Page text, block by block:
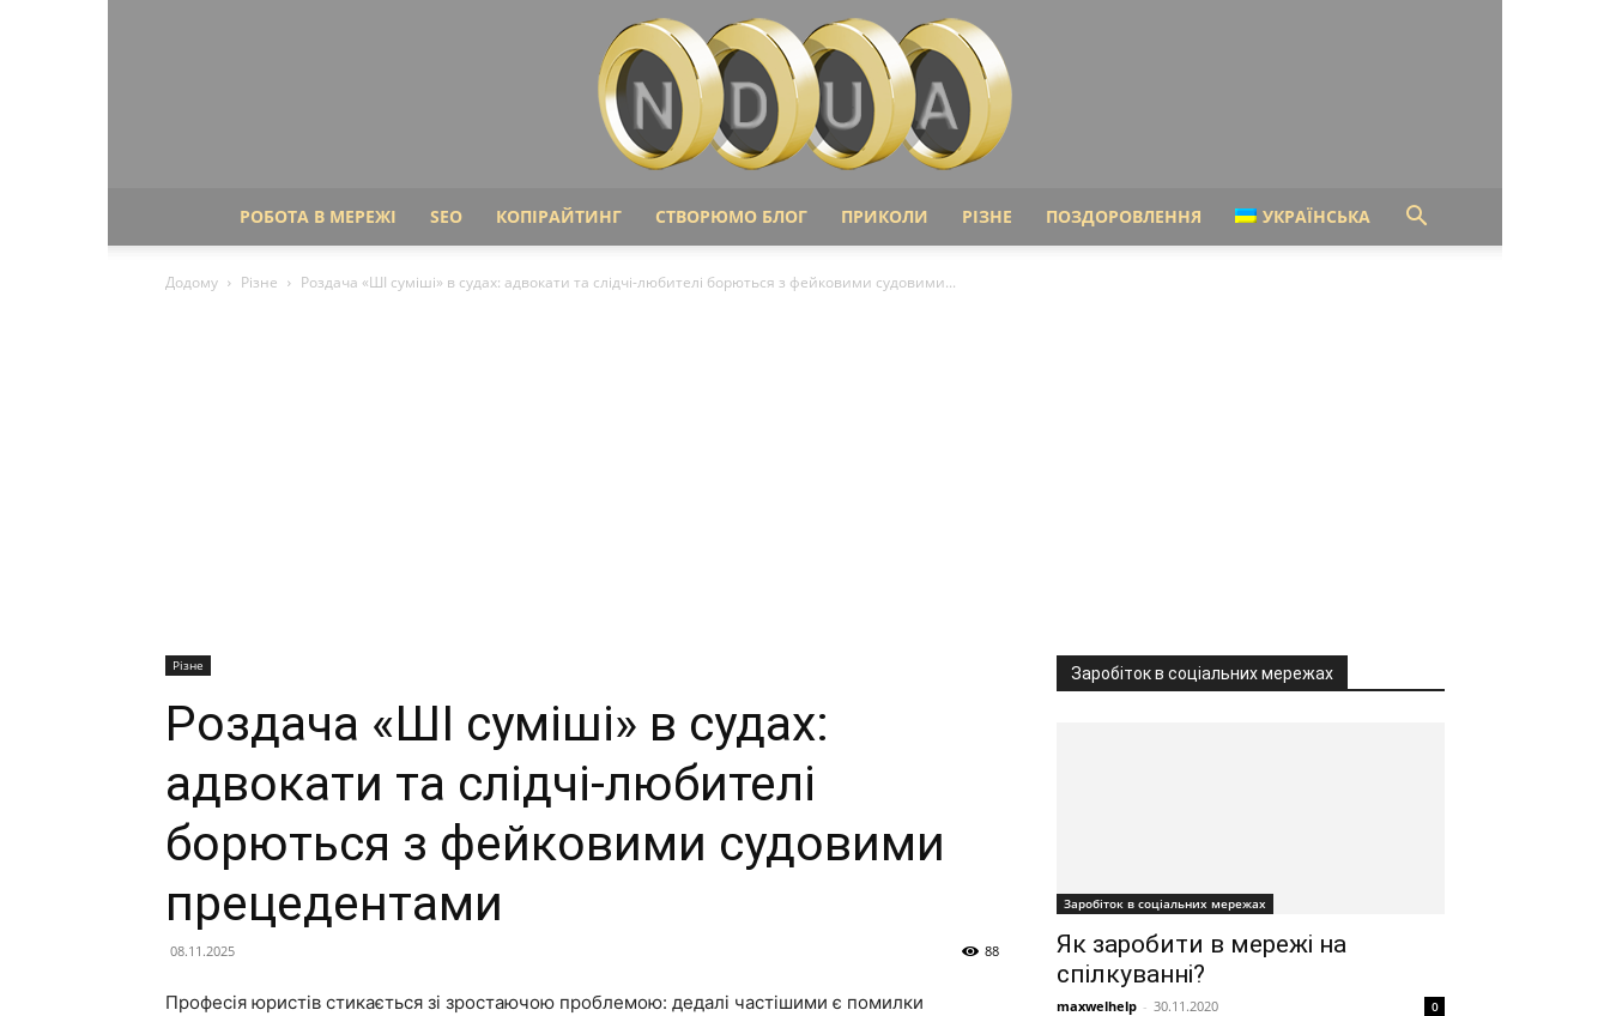
РОБОТА В МЕРЕЖІ SEO КОПІРАЙТИНГ СТВОРЮМО БЛОГ ПРИКОЛИ РІЗНЕ ПОЗДОРОВЛЕННЯ УКРАЇНСЬКА
Додому Різне Роздача «ШІ суміші» в судах: адвокати та слідчі-любителі борються з фейковими судовими...
Різне
Роздача «ШІ суміші» в судах:
адвокати та слідчі-любителі
борються з фейковими судовими
прецедентами
08.11.2025 88
Професія юристів стикається зі зростаючою проблемою: дедалі частішими є помилки
Заробіток в соціальних мережах
Заробіток в соціальних мережах
Як заробити в мережі на
спілкуванні?
maxwelhelp - 30.11.2020 0